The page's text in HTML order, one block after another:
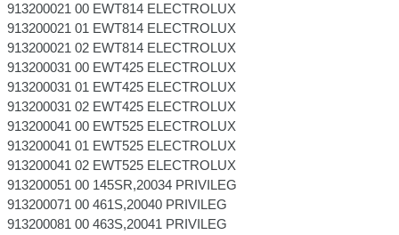
913200021 00 EWT814 ELECTROLUX
913200021 01 EWT814 ELECTROLUX
913200021 02 EWT814 ELECTROLUX
913200031 00 EWT425 ELECTROLUX
913200031 01 EWT425 ELECTROLUX
913200031 02 EWT425 ELECTROLUX
913200041 00 EWT525 ELECTROLUX
913200041 01 EWT525 ELECTROLUX
913200041 02 EWT525 ELECTROLUX
913200051 00 145SR,20034 PRIVILEG
913200071 00 461S,20040 PRIVILEG
913200081 00 463S,20041 PRIVILEG